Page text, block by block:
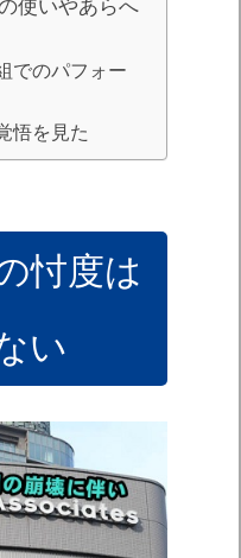
使いやあらへ
でのパフォー
悟を見た
忖度は
い